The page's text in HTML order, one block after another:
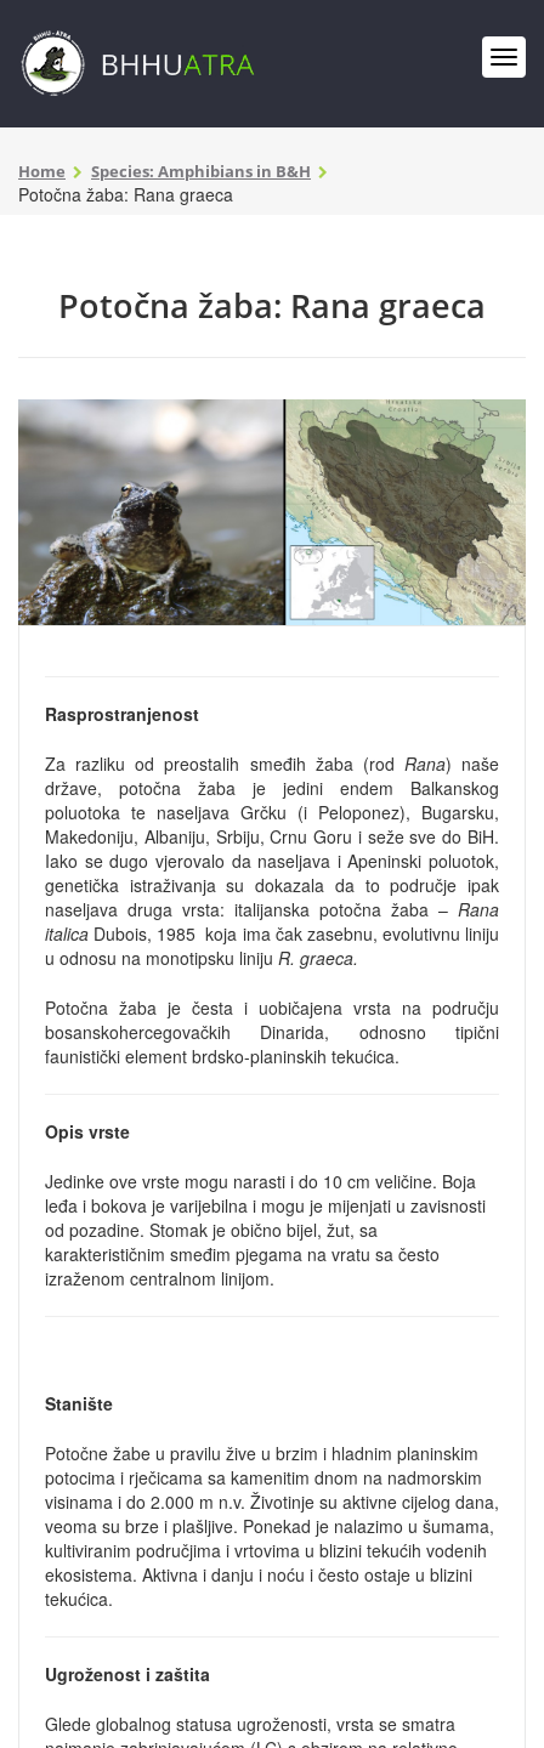
Home Species: Amphibians in B&H
Potočna žaba: Rana graeca
Potočna žaba: Rana graeca
Rasprostranjenost
Za razliku od preostalih smeđih žaba (rod Rana) naše
države, potočna žaba je jedini endem Balkanskog
poluotoka te naseljava Grčku (i Peloponez), Bugarsku,
Makedoniju, Albaniju, Srbiju, Crnu Goru i seže sve do BiH.
Iako se dugo vjerovalo da naseljava i Apeninski poluotok,
genetička istraživanja su dokazala da to područje ipak
naseljava druga vrsta: italijanska potočna žaba – Rana
italica Dubois, 1985 koja ima čak zasebnu, evolutivnu liniju
u odnosu na monotipsku liniju R. graeca.
Potočna žaba je česta i uobičajena vrsta na području
bosanskohercegovačkih Dinarida, odnosno tipični
faunistički element brdsko-planinskih tekućica.
Opis vrste
Jedinke ove vrste mogu narasti i do 10 cm veličine. Boja
leđa i bokova je varijebilna i mogu je mijenjati u zavisnosti
od pozadine. Stomak je obično bijel, žut, sa
karakterističnim smeđim pjegama na vratu sa često
izraženom centralnom linijom.
Stanište
Potočne žabe u pravilu žive u brzim i hladnim planinskim
potocima i rječicama sa kamenitim dnom na nadmorskim
visinama i do 2.000 m n.v. Životinje su aktivne cijelog dana,
veoma su brze i plašljive. Ponekad je nalazimo u šumama,
kultiviranim područjima i vrtovima u blizini tekućih vodenih
ekosistema. Aktivna i danju i noću i često ostaje u blizini
tekućica.
Ugroženost i zaštita
Glede globalnog statusa ugroženosti, vrsta se smatra